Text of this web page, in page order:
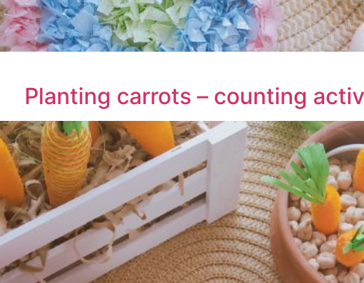
Planting carrots – counting